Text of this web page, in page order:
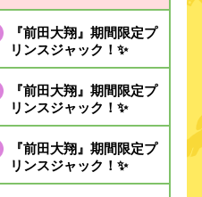
『前田大翔』期間限定プ
リンスジャック！✨
『前田大翔』期間限定プ
リンスジャック！✨
『前田大翔』期間限定プ
リンスジャック！✨